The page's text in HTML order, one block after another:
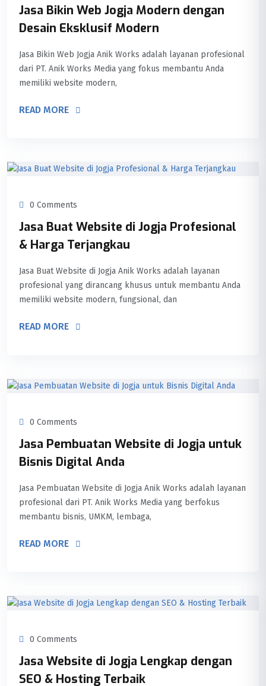
Jasa Bikin Web Jogja Modern dengan
Desain Eksklusif Modern
Jasa Bikin Web Jogja Anik Works adalah layanan profesional
dari PT. Anik Works Media yang fokus membantu Anda
memiliki website modern,
READ MORE
0 Comments
Jasa Buat Website di Jogja Profesional
& Harga Terjangkau
Jasa Buat Website di Jogja Anik Works adalah layanan
profesional yang dirancang khusus untuk membantu Anda
memiliki website modern, fungsional, dan
READ MORE
0 Comments
Jasa Pembuatan Website di Jogja untuk
Bisnis Digital Anda
Jasa Pembuatan Website di Jogja Anik Works adalah layanan
profesional dari PT. Anik Works Media yang berfokus
membantu bisnis, UMKM, lembaga,
READ MORE
0 Comments
Jasa Website di Jogja Lengkap dengan
SEO & Hosting Terbaik